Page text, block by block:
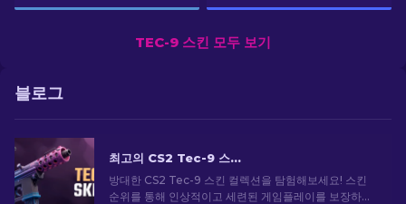
TEC-9 스킨 모두 보기
블로그
최고의 CS2 Tec-9 스킨: 상위 목록 순위 [2026]
방대한 CS2 Tec-9 스킨 컬렉션을 탐험해보세요! 스킨
순위를 통해 인상적이고 세련된 게임플레이를 보장하는